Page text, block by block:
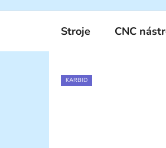
Stroje CNC
KARBID